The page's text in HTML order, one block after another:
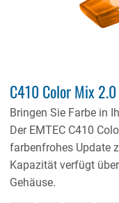
C410 Color Mix 2.0
Bringen Sie Farbe in
Der EMTEC C410
farbenfrohes Update
Kapazität verfügt
Gehäuse.